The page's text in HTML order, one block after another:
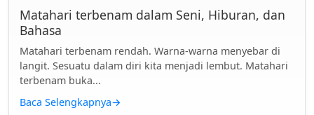
Matahari terbenam dalam Seni, Hiburan, dan
Bahasa
Matahari terbenam rendah. Warna-warna menyebar di
langit. Sesuatu dalam diri kita menjadi lembut. Matahari
terbenam buka...
Baca Selengkapnya→